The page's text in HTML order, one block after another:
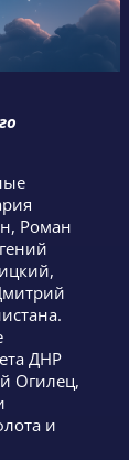
Роман
ДНР
Огилец,
и